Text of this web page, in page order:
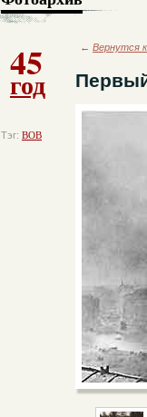
45
год
Тэг: ВОВ
← Вернутся